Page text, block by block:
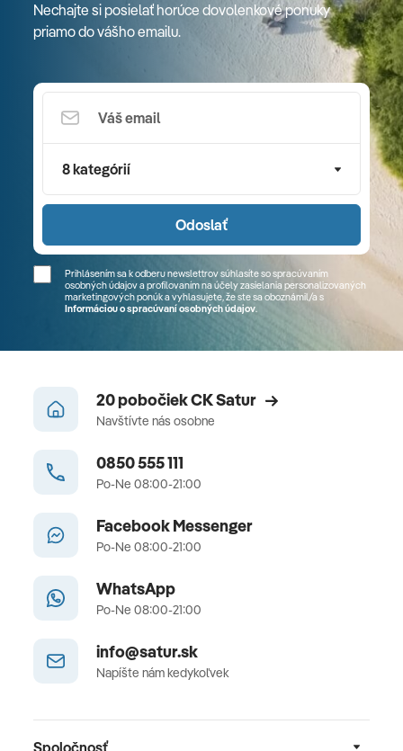
Nechajte si posielať horúce dovolenkové ponuky
priamo do vášho emailu.
8 kategórií
Odoslať
Prihlásením sa k odberu newslettrov súhlasíte so spracúvaním
osobných údajov a profilovaním na účely zasielania personalizovaných
marketingových ponúk a vyhlasujete, že ste sa oboznámil/a s
Informáciou o spracúvaní osobných údajov.
20 pobočiek CK Satur
Navštívte nás osobne
0850 555 111
Po-Ne 08:00-21:00
Facebook Messenger
Po-Ne 08:00-21:00
WhatsApp
Po-Ne 08:00-21:00
info@satur.sk
Napíšte nám kedykoľvek
Spoločnosť